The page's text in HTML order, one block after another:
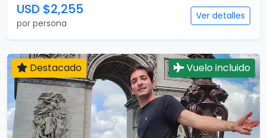
USD $2,255
por persona
Ver detalles
Destacado Vuelo incluido